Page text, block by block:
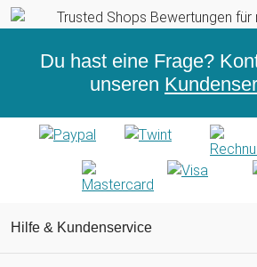
Du hast eine Frage?
unseren
Hilfe & Kundenservice